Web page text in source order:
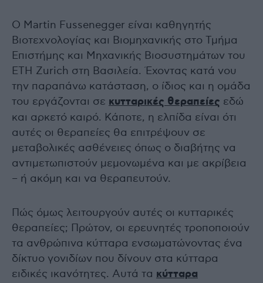
Ο Martin Fussenegger είναι καθηγητής
Βιοτεχνολογίας και Βιομηχανικής στο Τμήμα
Επιστήμης και Μηχανικής Βιοσυστημάτων του
ETH Zurich στη Βασιλεία. Έχοντας κατά νου
την παραπάνω κατάσταση, ο ίδιος και η ομάδα
του εργάζονται σε κυτταρικές θεραπείες εδώ
και αρκετό καιρό. Κάποτε, η ελπίδα είναι ότι
αυτές οι θεραπείες θα επιτρέψουν σε
μεταβολικές ασθένειες όπως ο διαβήτης να
αντιμετωπιστούν μεμονωμένα και με ακρίβεια
– ή ακόμη και να θεραπευτούν.
Πώς όμως λειτουργούν αυτές οι κυτταρικές
θεραπείες; Πρώτον, οι ερευνητές τροποποιούν
τα ανθρώπινα κύτταρα ενσωματώνοντας ένα
δίκτυο γονιδίων που δίνουν στα κύτταρα
ειδικές ικανότητες. Αυτά τα κύτταρα